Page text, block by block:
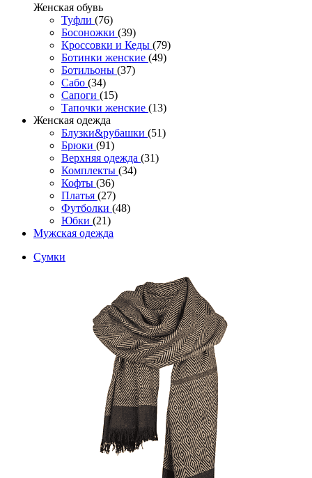
Женcкая обувь
Туфли (76)
Босоножки (39)
Кроссовки и Кеды (79)
Ботинки женские (49)
Ботильоны (37)
Сабо (34)
Сапоги (15)
Тапочки женские (13)
Женская одежда
Блузки&рубашки (51)
Брюки (91)
Верхняя одежда (31)
Комплекты (34)
Кофты (36)
Платья (27)
Футболки (48)
Юбки (21)
Мужская одежда
Сумки